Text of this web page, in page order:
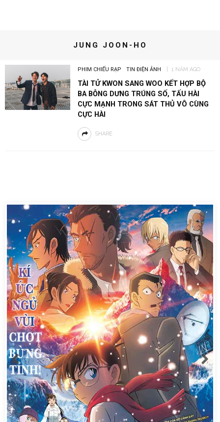
JUNG JOON-HO
PHIM CHIẾU RẠP TIN ĐIỆN ẢNH 1 NĂM AGO
TÀI TỬ KWON SANG WOO KẾT HỢP BỘ
BA BỖNG DƯNG TRÚNG SỐ, TẤU HÀI
CỰC MẠNH TRONG SÁT THỦ VÔ CÙNG
CỰC HÀI
SHARE